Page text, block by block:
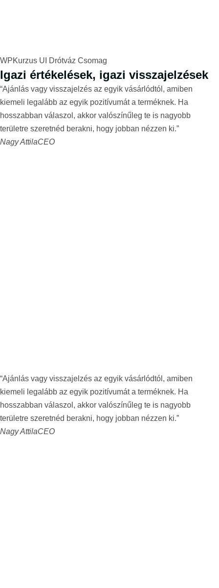
WPKurzus UI Drótváz Csomag
Igazi értékelések, igazi visszajelzések
“Ajánlás vagy visszajelzés az egyik vásárlódtól, amiben
kiemeli legalább az egyik pozitívumát a terméknek. Ha
hosszabban válaszol, akkor valószínűleg te is nagyobb
területre szeretnéd berakni, hogy jobban nézzen ki.”
Nagy AttilaCEO
“Ajánlás vagy visszajelzés az egyik vásárlódtól, amiben
kiemeli legalább az egyik pozitívumát a terméknek. Ha
hosszabban válaszol, akkor valószínűleg te is nagyobb
területre szeretnéd berakni, hogy jobban nézzen ki.”
Nagy AttilaCEO